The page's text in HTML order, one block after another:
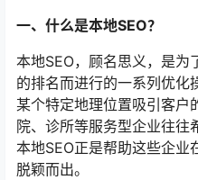
一、什么是本地SEO？
本地SEO，顾名思义，是为
的排名而进行的一系列优化
某个特定地理位置吸引客户
院、诊所等服务型企业往往
本地SEO正是帮助这些企业
脱颖而出。